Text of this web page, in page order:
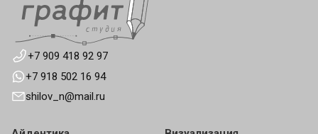
+7 909 418 92 97
+7 918 502 16 94
shilov_n@mail.ru